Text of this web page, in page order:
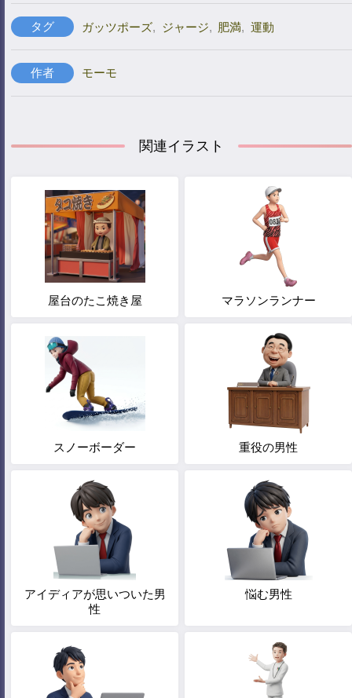
タグ ガッツポーズ, ジャージ, 肥満, 運動
作者 モーモ
関連イラスト
屋台のたこ焼き屋 マラソンランナー
スノーボーダー 重役の男性
アイディアが思いついた男
性
悩む男性